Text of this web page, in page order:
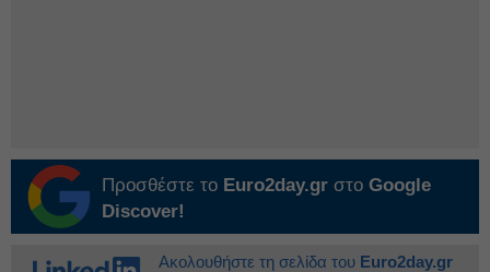
Προσθέστε το Euro2day.gr στο Google
Discover!
Ακολουθήστε τη σελίδα του Euro2day.gr